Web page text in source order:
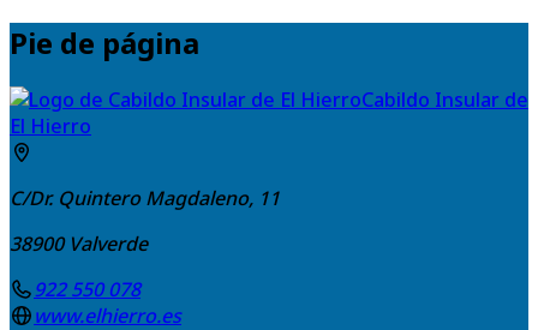
Pie de página
Cabildo Insular de
El Hierro
C/Dr. Quintero Magdaleno, 11
38900 Valverde
922 550 078
www.elhierro.es